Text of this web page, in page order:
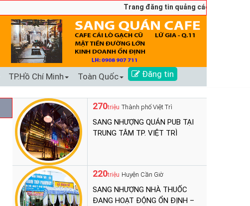
Trang đăng tin quảng cáo sang nhượng
TP.Hồ Chí Minh Toàn Quốc Đăng tin
270triệu Thành phố Việt Trì
SANG NHƯỢNG QUÁN PUB TẠI
TRUNG TÂM TP. VIỆT TRÌ
220triệu Huyện Cần Giờ
SANG NHƯỢNG NHÀ THUỐC
ĐANG HOẠT ĐỘNG ỔN ĐỊNH –